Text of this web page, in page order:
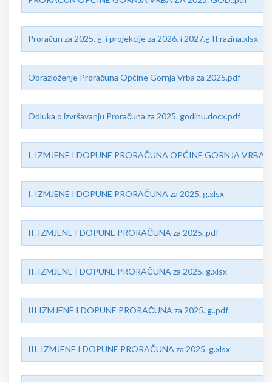
Proračun za 2025. g. i projekcije za 2026. i 2027.g II.razina.xlsx
Obrazloženje Proračuna Općine Gornja Vrba za 2025.pdf
Odluka o izvršavanju Proračuna za 2025. godinu.docx.pdf
I. IZMJENE I DOPUNE PRORAČUNA OPĆINE GORNJA VRBA
I. IZMJENE I DOPUNE PRORAČUNA za 2025. g.xlsx
II. IZMJENE I DOPUNE PRORAČUNA za 2025..pdf
II. IZMJENE I DOPUNE PRORAČUNA za 2025. g.xlsx
III IZMJENE I DOPUNE PRORAČUNA za 2025. g..pdf
III. IZMJENE I DOPUNE PRORAČUNA za 2025. g.xlsx